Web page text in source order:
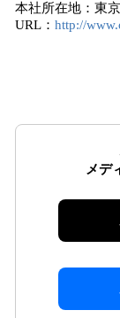
本社所在地：東
URL： http://
メデ